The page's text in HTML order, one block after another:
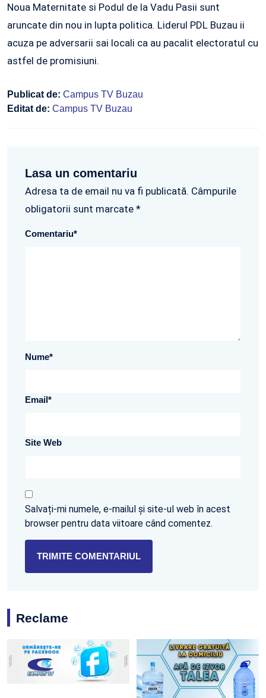
Noua Maternitate si Podul de la Vadu Pasii sunt
aruncate din nou in lupta politica. Liderul PDL Buzau ii
acuza pe adversarii sai locali ca au pacalit electoratul cu
astfel de promisiuni.
Publicat de: Campus TV Buzau
Editat de: Campus TV Buzau
Lasa un comentariu
Adresa ta de email nu va fi publicată. Câmpurile
obligatorii sunt marcate *
Comentariu*
Nume*
Email*
Site Web
Salvați-mi numele, e-mailul și site-ul web în acest
browser pentru data viitoare când comentez.
Reclame